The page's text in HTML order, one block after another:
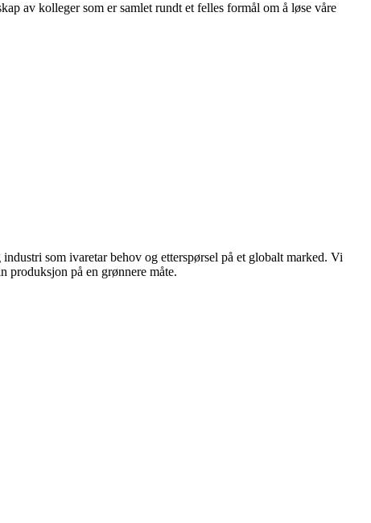
av kolleger som er samlet rundt et felles formål om å løse våre
som ivaretar behov og etterspørsel på et globalt marked. Vi
på en grønnere måte.